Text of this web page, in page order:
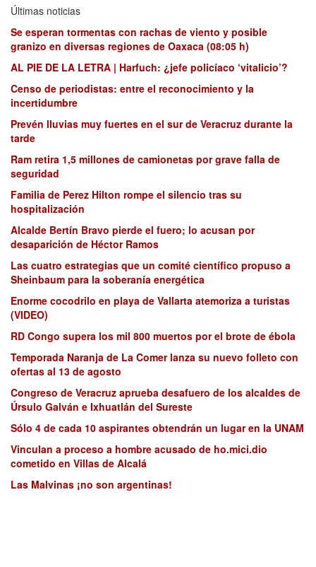
Últimas noticias
Se esperan tormentas con rachas de viento y posible
granizo en diversas regiones de Oaxaca (08:05 h)
AL PIE DE LA LETRA | Harfuch: ¿jefe policíaco ‘vitalicio’?
Censo de periodistas: entre el reconocimiento y la
incertidumbre
Prevén lluvias muy fuertes en el sur de Veracruz durante la
tarde
Ram retira 1,5 millones de camionetas por grave falla de
seguridad
Familia de Perez Hilton rompe el silencio tras su
hospitalización
Alcalde Bertín Bravo pierde el fuero; lo acusan por
desaparición de Héctor Ramos
Las cuatro estrategias que un comité científico propuso a
Sheinbaum para la soberanía energética
Enorme cocodrilo en playa de Vallarta atemoriza a turistas
(VIDEO)
RD Congo supera los mil 800 muertos por el brote de ébola
Temporada Naranja de La Comer lanza su nuevo folleto con
ofertas al 13 de agosto
Congreso de Veracruz aprueba desafuero de los alcaldes de
Úrsulo Galván e Ixhuatlán del Sureste
Sólo 4 de cada 10 aspirantes obtendrán un lugar en la UNAM
Vinculan a proceso a hombre acusado de ho.mici.dio
cometido en Villas de Alcalá
Las Malvinas ¡no son argentinas!